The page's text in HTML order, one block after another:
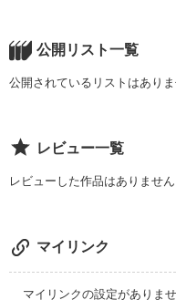
でも取り上げていただけま
沢山の方に読んでいただく
とっても幸せです(^-^･)
ファン登録してくださった
更新まではまだお時間いた
また、更新が出来たとき
*・ﾟﾟ･*:.｡..｡.:*･*:.｡..｡.:*･ﾟﾟ
愛倉あや様・氷室 彩様
ポロポロ様
もう一度、逢いたい。
2014.12.25
Berry's Cafeの「切ない大
ただきました
通話ソフトを使って毎日話
不安になる。
私は
元のあなたに戻れるかな。
好きになって。
公開リスト一覧
公開されているリストはありま
レビュー一覧
レビューした作品はありません
マイリンク
マイリンクの設定がありませ